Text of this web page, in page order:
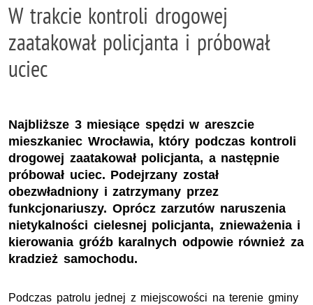
W trakcie kontroli drogowej
zaatakował policjanta i próbował
uciec
Najbliższe 3 miesiące spędzi w areszcie
mieszkaniec Wrocławia, który podczas kontroli
drogowej zaatakował policjanta, a następnie
próbował uciec. Podejrzany został
obezwładniony i zatrzymany przez
funkcjonariuszy. Oprócz zarzutów naruszenia
nietykalności cielesnej policjanta, znieważenia i
kierowania gróźb karalnych odpowie również za
kradzież samochodu.
Podczas patrolu jednej z miejscowości na terenie gminy